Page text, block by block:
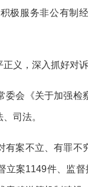
极服务非公有制
义，深入抓好对
委会《关于加强
司法。
有案不立、有罪
立案1149件、监